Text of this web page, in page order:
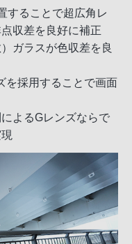
することで超広角レ
収差を良好に補正
ガラスが色収差を良
を採用することで画面
よるGレンズならで